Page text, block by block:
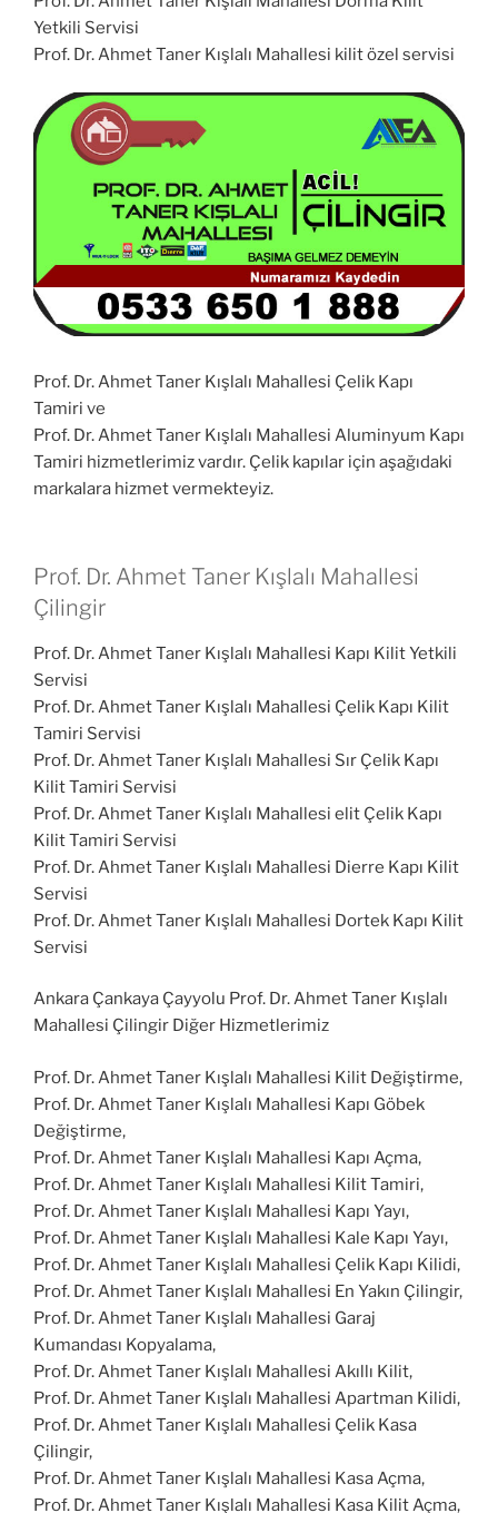
Yetkili Servisi
Prof. Dr. Ahmet Taner Kışlalı Mahallesi kilit özel servisi
Prof. Dr. Ahmet Taner Kışlalı Mahallesi Çelik Kapı
Tamiri ve
Prof. Dr. Ahmet Taner Kışlalı Mahallesi Aluminyum Kapı
Tamiri hizmetlerimiz vardır. Çelik kapılar için aşağıdaki
markalara hizmet vermekteyiz.
Prof. Dr. Ahmet Taner Kışlalı Mahallesi
Çilingir
Prof. Dr. Ahmet Taner Kışlalı Mahallesi Kapı Kilit Yetkili
Servisi
Prof. Dr. Ahmet Taner Kışlalı Mahallesi Çelik Kapı Kilit
Tamiri Servisi
Prof. Dr. Ahmet Taner Kışlalı Mahallesi Sır Çelik Kapı
Kilit Tamiri Servisi
Prof. Dr. Ahmet Taner Kışlalı Mahallesi elit Çelik Kapı
Kilit Tamiri Servisi
Prof. Dr. Ahmet Taner Kışlalı Mahallesi Dierre Kapı Kilit
Servisi
Prof. Dr. Ahmet Taner Kışlalı Mahallesi Dortek Kapı Kilit
Servisi
Ankara Çankaya Çayyolu Prof. Dr. Ahmet Taner Kışlalı
Mahallesi Çilingir Diğer Hizmetlerimiz
Prof. Dr. Ahmet Taner Kışlalı Mahallesi Kilit Değiştirme,
Prof. Dr. Ahmet Taner Kışlalı Mahallesi Kapı Göbek
Değiştirme,
Prof. Dr. Ahmet Taner Kışlalı Mahallesi Kapı Açma,
Prof. Dr. Ahmet Taner Kışlalı Mahallesi Kilit Tamiri,
Prof. Dr. Ahmet Taner Kışlalı Mahallesi Kapı Yayı,
Prof. Dr. Ahmet Taner Kışlalı Mahallesi Kale Kapı Yayı,
Prof. Dr. Ahmet Taner Kışlalı Mahallesi Çelik Kapı Kilidi,
Prof. Dr. Ahmet Taner Kışlalı Mahallesi En Yakın Çilingir,
Prof. Dr. Ahmet Taner Kışlalı Mahallesi Garaj
Kumandası Kopyalama,
Prof. Dr. Ahmet Taner Kışlalı Mahallesi Akıllı Kilit,
Prof. Dr. Ahmet Taner Kışlalı Mahallesi Apartman Kilidi,
Prof. Dr. Ahmet Taner Kışlalı Mahallesi Çelik Kasa
Çilingir,
Prof. Dr. Ahmet Taner Kışlalı Mahallesi Kasa Açma,
Prof. Dr. Ahmet Taner Kışlalı Mahallesi Kasa Kilit Açma,